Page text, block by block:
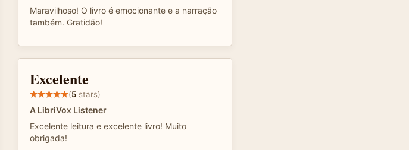
Maravilhoso! O livro é emocionante e a narração
também. Gratidão!
Excelente
(5 stars)
A LibriVox Listener
Excelente leitura e excelente livro! Muito
obrigada!